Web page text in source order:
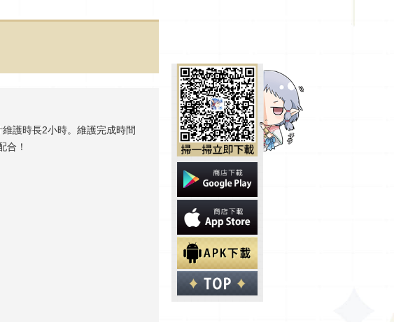
護時長2小時。維護完成時間
合！